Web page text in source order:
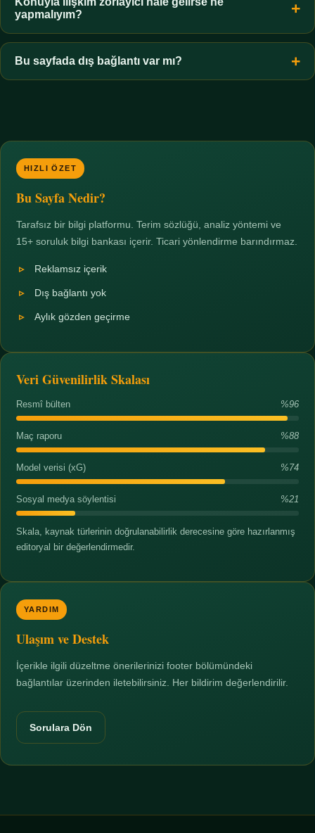
zorunluluktur.
yapmalıyım?
Zaman sınırı koyun, harcadığınız süreyi ölçün ve gerekirse
profesyonel destek alın. Türkiye'de ücretsiz danışma hatları
mevcuttur; yardım istemek güçlü bir adımdır.
Bu sayfada dış bağlantı var mı?
HIZLI ÖZET
Bu Sayfa Nedir?
Tarafsız bir bilgi platformu. Terim sözlüğü, analiz yöntemi ve
15+ soruluk bilgi bankası içerir. Ticari yönlendirme barındırmaz.
Reklamsız içerik
Dış bağlantı yok
Aylık gözden geçirme
Veri Güvenilirlik Skalası
Resmî bülten %96
Maç raporu %88
Model verisi (xG) %74
Sosyal medya söylentisi %21
Skala, kaynak türlerinin doğrulanabilirlik derecesine göre hazırlanmış
editoryal bir değerlendirmedir.
YARDIM
Ulaşım ve Destek
İçerikle ilgili düzeltme önerilerinizi footer bölümündeki
bağlantılar üzerinden iletebilirsiniz. Her bildirim değerlendirilir.
Sorulara Dön